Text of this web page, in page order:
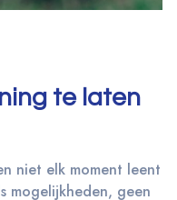
te laten
niet elk moment leent
mogelijkheden, geen